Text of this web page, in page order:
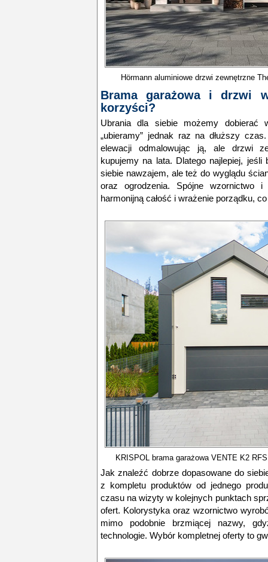
Hörmann aluminiowe drzwi zewnętrzne
Brama garażowa i drzwi
korzyści?
Ubrania dla siebie możemy dobierać
„ubieramy” jednak raz na dłuższy
elewacji odmalowując ją, ale drzwi
kupujemy na lata. Dlatego najlepiej,
siebie nawzajem, ale też do wyglądu
oraz ogrodzenia. Spójne wzornictwo
harmonijną całość i wrażenie porządku,
KRISPOL brama garażowa VENTE K2
Jak znaleźć dobrze dopasowane do
z kompletu produktów od jednego
czasu na wizyty w kolejnych punktach
ofert. Kolorystyka oraz wzornictwo
mimo podobnie brzmiącej nazwy,
technologie. Wybór kompletnej oferty to